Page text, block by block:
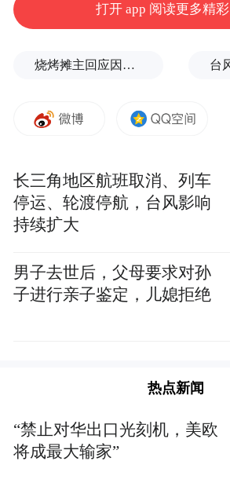
小乐（化名）今年17岁，正
平时食欲旺盛、饭量大，尤
上涨。小乐1.72米的身高，
200斤。
生活带来诸多不便。他说，
气喘、流汗，晚上睡觉还打
神状态也不好，学习严重受
打开 app 阅读更多精
烧烤摊主回应因撞脸张雪峰走红
长三角地区航班取消、列车
停运、轮渡停航，台风影响
持续扩大
男子去世后，父母要求对孙
子进行亲子鉴定，儿媳拒绝
热点新闻
“禁止对华出口光刻机，美欧
将成最大输家”